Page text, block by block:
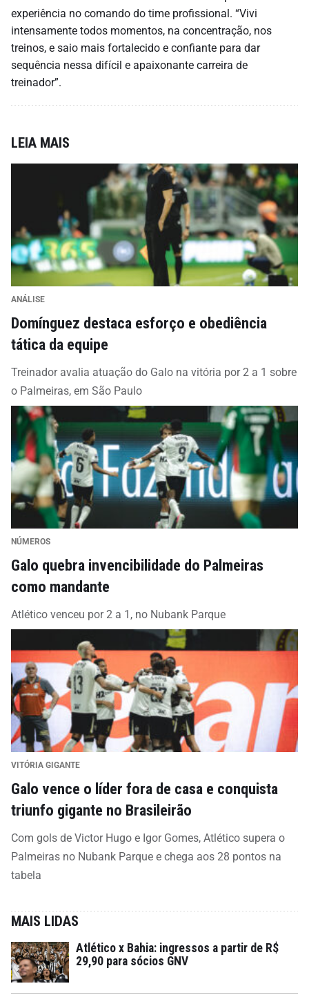
experiência no comando do time profissional. “Vivi
intensamente todos momentos, na concentração, nos
treinos, e saio mais fortalecido e confiante para dar
sequência nessa difícil e apaixonante carreira de
treinador”.
LEIA MAIS
ANÁLISE
Domínguez destaca esforço e obediência
tática da equipe
Treinador avalia atuação do Galo na vitória por 2 a 1 sobre
o Palmeiras, em São Paulo
NÚMEROS
Galo quebra invencibilidade do Palmeiras
como mandante
Atlético venceu por 2 a 1, no Nubank Parque
VITÓRIA GIGANTE
Galo vence o líder fora de casa e conquista
triunfo gigante no Brasileirão
Com gols de Victor Hugo e Igor Gomes, Atlético supera o
Palmeiras no Nubank Parque e chega aos 28 pontos na
tabela
MAIS LIDAS
Atlético x Bahia: ingressos a partir de R$
29,90 para sócios GNV